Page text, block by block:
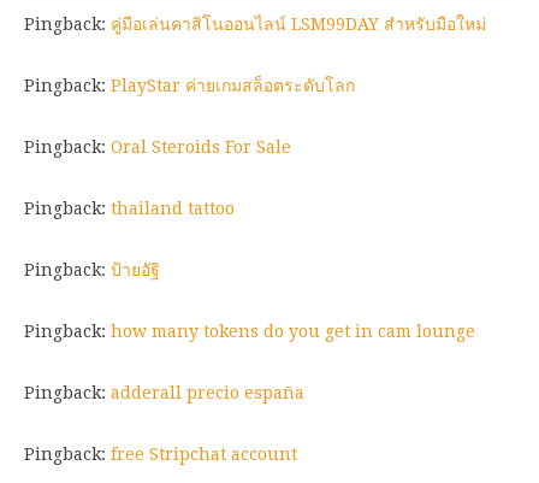
Pingback: คู่มือเล่นคาสิโนออนไลน์ LSM99DAY สำหรับมือใหม่
Pingback: PlayStar ค่ายเกมสล็อตระดับโลก
Pingback: Oral Steroids For Sale
Pingback: thailand tattoo
Pingback: ป้ายอัฐิ
Pingback: how many tokens do you get in cam lounge
Pingback: adderall precio españa
Pingback: free Stripchat account